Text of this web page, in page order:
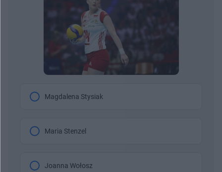
Magdalena Stysiak
Maria Stenzel
Joanna Wołosz